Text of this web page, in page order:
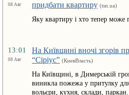
08 Авг
придбати квартиру (tsn.ua)
Яку квартиру і хто тепер може
13:01
08 Авг
На Київщині вночі згорів
“Сіріус” (КиевВласть)
На Київщині, в Димерській
виникла пожежа у притулку для
вольєри, кухня, склади,